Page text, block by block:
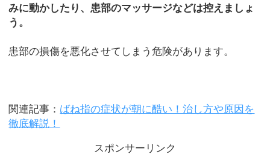
みに動かしたり、患部のマッサージなどは控えましょ
う。
患部の損傷を悪化させてしまう危険があります。
関連記事： ばね指の症状が朝に酷い！治し方や原因を
徹底解説！
スポンサーリンク